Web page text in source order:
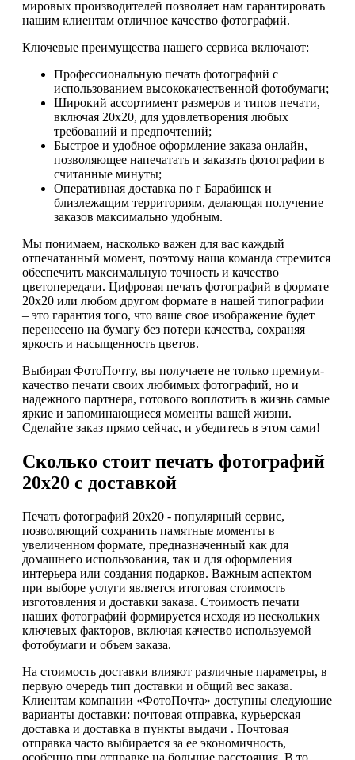
мировых производителей позволяет нам гарантировать
нашим клиентам отличное качество фотографий.
Ключевые преимущества нашего сервиса включают:
Профессиональную печать фотографий с
использованием высококачественной фотобумаги;
Широкий ассортимент размеров и типов печати,
включая 20х20, для удовлетворения любых
требований и предпочтений;
Быстрое и удобное оформление заказа онлайн,
позволяющее напечатать и заказать фотографии в
считанные минуты;
Оперативная доставка по г Барабинск и
близлежащим территориям, делающая получение
заказов максимально удобным.
Мы понимаем, насколько важен для вас каждый
отпечатанный момент, поэтому наша команда стремится
обеспечить максимальную точность и качество
цветопередачи. Цифровая печать фотографий в формате
20х20 или любом другом формате в нашей типографии
– это гарантия того, что ваше свое изображение будет
перенесено на бумагу без потери качества, сохраняя
яркость и насыщенность цветов.
Выбирая ФотоПочту, вы получаете не только премиум-
качество печати своих любимых фотографий, но и
надежного партнера, готового воплотить в жизнь самые
яркие и запоминающиеся моменты вашей жизни.
Сделайте заказ прямо сейчас, и убедитесь в этом сами!
Сколько стоит печать фотографий
20х20 с доставкой
Печать фотографий 20х20 - популярный сервис,
позволяющий сохранить памятные моменты в
увеличенном формате, предназначенный как для
домашнего использования, так и для оформления
интерьера или создания подарков. Важным аспектом
при выборе услуги является итоговая стоимость
изготовления и доставки заказа. Стоимость печати
наших фотографий формируется исходя из нескольких
ключевых факторов, включая качество используемой
фотобумаги и объем заказа.
На стоимость доставки влияют различные параметры, в
первую очередь тип доставки и общий вес заказа.
Клиентам компании «ФотоПочта» доступны следующие
варианты доставки: почтовая отправка, курьерская
доставка и доставка в пункты выдачи . Почтовая
отправка часто выбирается за ее экономичность,
особенно при отправке на большие расстояния. В то